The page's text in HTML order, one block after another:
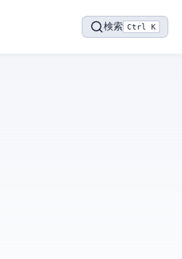
検索 Ctrl K